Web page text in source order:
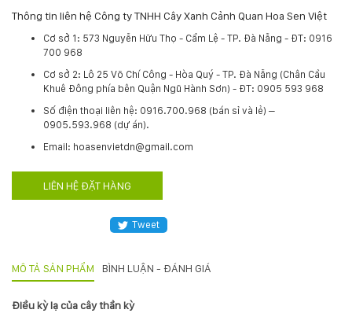
Hotline
0931.914.968
hoasenvietdn@gmail.com
Nguyễn
Hữu
Lệ
-
nẵng
Thông tin liên hệ Công ty TNHH Cây Xanh Cảnh Quan Hoa Sen Việt
Cơ sở 1: 573 Nguyễn Hữu Thọ - Cẩm Lệ - TP. Đà Nẵng - ĐT: 0916
700 968
Cơ sở 2: Lô 25 Võ Chí Công - Hòa Quý - TP. Đà Nẵng (Chân Cầu
Khuê Đông phía bên Quận Ngũ Hành Sơn) - ĐT: 0905 593 968
​Số điện thoại liên hệ: 0916.700.968 (bán sỉ và lẻ) –
0905.593.968 (dự án).
Email: hoasenvietdn@gmail.com
LIÊN HỆ ĐẶT HÀNG
Tweet
MÔ TẢ SẢN PHẨM BÌNH LUẬN - ĐÁNH GIÁ
Điều kỳ lạ của cây thần kỳ